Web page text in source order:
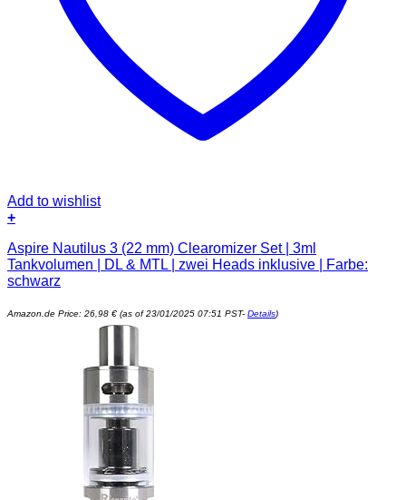
Add to wishlist
+
Aspire Nautilus 3 (22 mm) Clearomizer Set | 3ml
Tankvolumen | DL & MTL | zwei Heads inklusive | Farbe:
schwarz
Amazon.de Price: 26,98 € (as of 23/01/2025 07:51 PST- Details)